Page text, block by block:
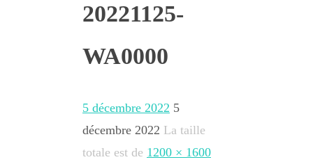
20221125-
WA0000
5 décembre 2022 5
décembre 2022 La taille
totale est de 1200 × 1600